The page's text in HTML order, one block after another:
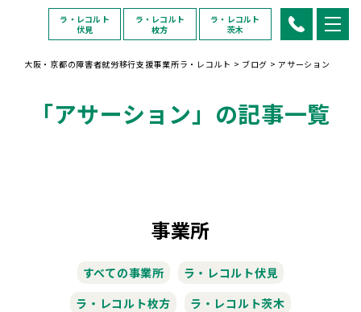
ラ・レコルト
伏見
ラ・レコルト
枚方
ラ・レコルト
茨木
大阪・京都の障害者就労移行支援事業所ラ・レコルト > ブログ > アサーション
「アサーション」の記事一覧
事業所
すべての事業所
ラ・レコルト伏見
ラ・レコルト枚方
ラ・レコルト茨木